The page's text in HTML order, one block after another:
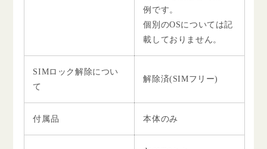
例です。
個別のOSについては記
載しておりません。
SIMロック解除につい
て
解除済(SIMフリー)
付属品 本体のみ